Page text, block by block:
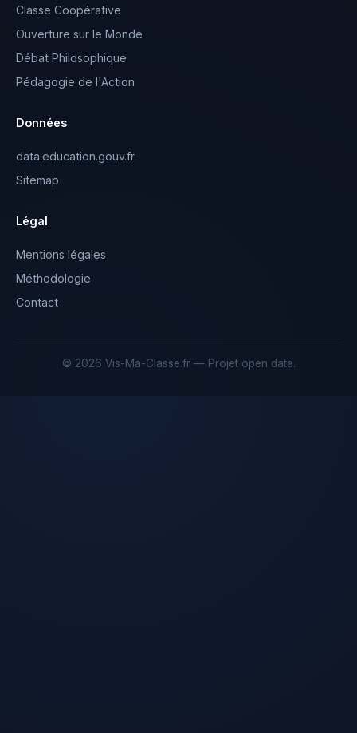
Classe Coopérative
Ouverture sur le Monde
Débat Philosophique
Pédagogie de l'Action
Données
data.education.gouv.fr
Sitemap
Légal
Mentions légales
Méthodologie
Contact
© 2026 Vis-Ma-Classe.fr — Projet open data.